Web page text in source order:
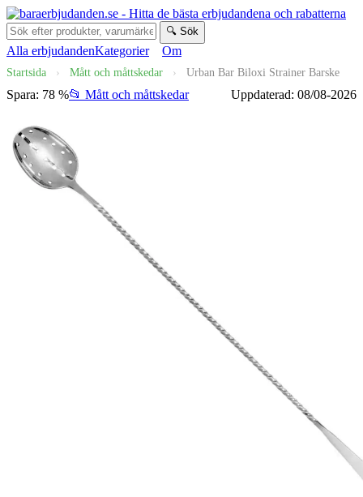
🔍 Sök
Alla erbjudandenKategorier Om
Startsida › Mått och måttskedar › Urban Bar Biloxi Strainer Barske
Spara: 78 %📂 Mått och måttskedar Uppdaterad: 08/08-2026